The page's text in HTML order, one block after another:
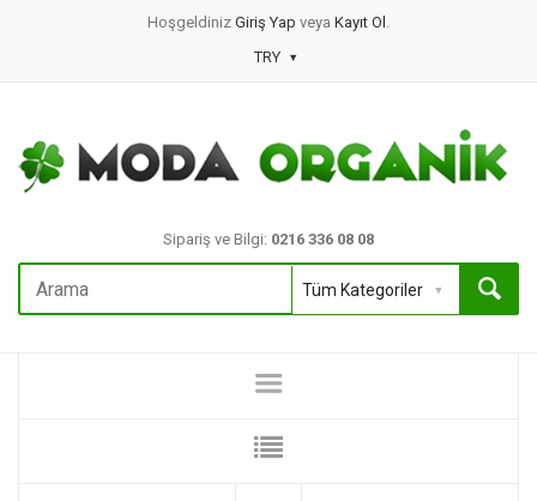
Hoşgeldiniz Giriş Yap veya Kayıt Ol .
TRY
Sipariş ve Bilgi: 0216 336 08 08